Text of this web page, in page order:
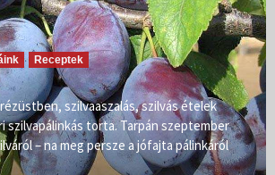
Receptek
szilvaaszalás, szilvás ételek
szilvapálinkás torta. Tarpán szeptember
– na meg persze a jófajta pálinkáról